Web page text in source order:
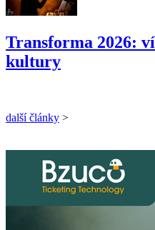
Transforma 2026:
kultury
další články >